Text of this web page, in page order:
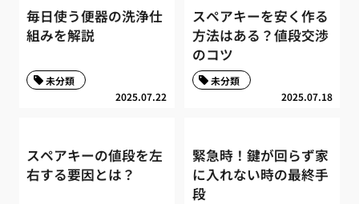
毎日使う便器の洗浄仕
組みを解説
2025.07.22
未分類
スペアキーを安く作る
方法はある？値段交渉
のコツ
2025.07.18
未分類
スペアキーの値段を左
右する要因とは？
緊急時！鍵が回らず家
に入れない時の最終手
段